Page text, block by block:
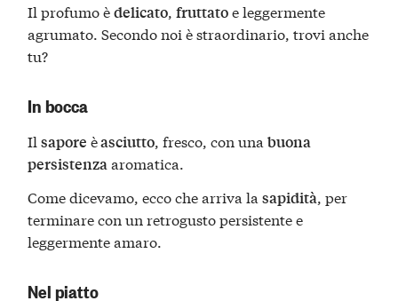
Il profumo èdelicato,fruttatoe leggermente
agrumato. Secondo noi è straordinario, trovi anche
tu?
In bocca
Ilsapore èasciutto, fresco, con unabuona
persistenzaaromatica.
Come dicevamo, ecco che arriva lasapidità, per
terminare con un retrogusto persistente e
leggermente amaro.
Nel piatto